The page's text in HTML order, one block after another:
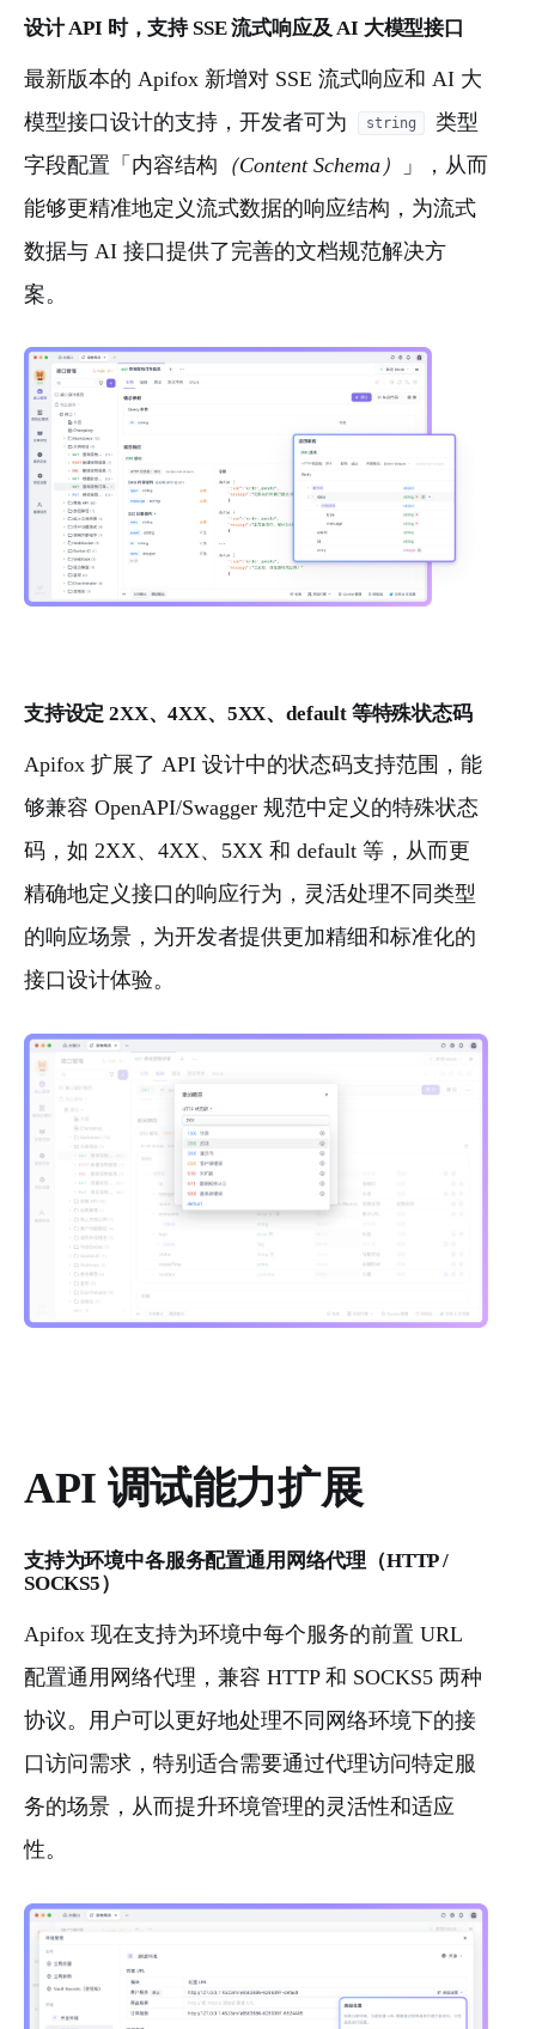
设计 API 时，支持 SSE 流式响应及 AI 大模型接口
最新版本的 Apifox 新增对 SSE 流式响应和 AI 大
模型接口设计的支持，开发者可为
string
类型
字段配置「内容结构 （Content Schema）
」，从而
能够更精准地定义流式数据的响应结构，为流式
数据与 AI 接口提供了完善的文档规范解决方
案。
支持设定 2XX、4XX、5XX、default 等特殊状态码
Apifox 扩展了 API 设计中的状态码支持范围，能
够兼容 OpenAPI/Swagger 规范中定义的特殊状态
码，如 2XX、4XX、5XX 和 default 等，从而更
精确地定义接口的响应行为，灵活处理不同类型
的响应场景，为开发者提供更加精细和标准化的
接口设计体验。
API 调试能力扩展
支持为环境中各服务配置通用网络代理（HTTP /
SOCKS5）
Apifox 现在支持为环境中每个服务的前置 URL
配置通用网络代理，兼容 HTTP 和 SOCKS5 两种
协议。用户可以更好地处理不同网络环境下的接
口访问需求，特别适合需要通过代理访问特定服
务的场景，从而提升环境管理的灵活性和适应
性。